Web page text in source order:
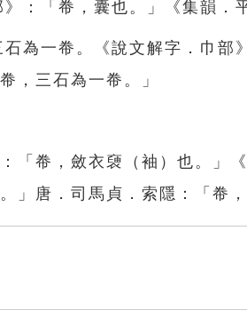
：「帣，囊也。」《集韻．
為一帣。《說文解字．巾
，三石為一帣。」
「帣，斂衣褏（袖）也。」
」唐．司馬貞．索隱：「帣，